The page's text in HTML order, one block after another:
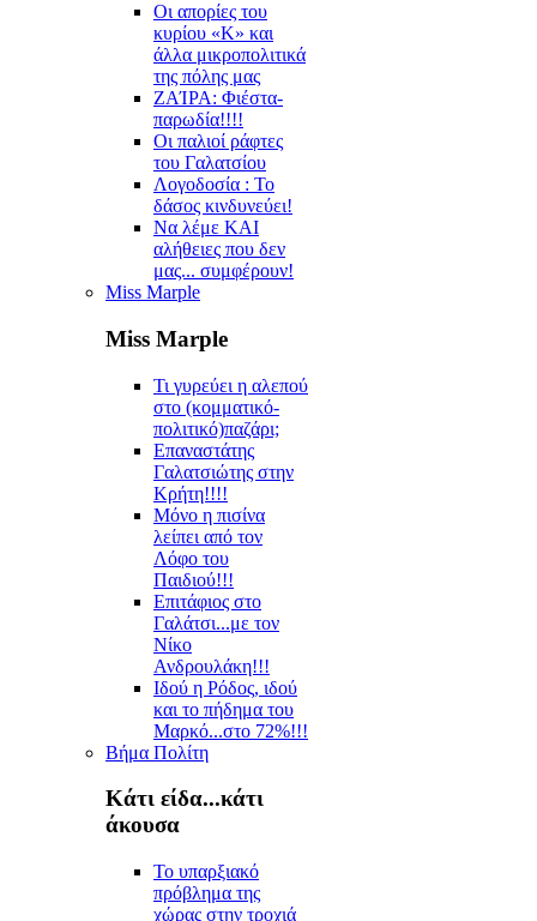
Οι απορίες του
κυρίου «Κ» και
άλλα μικροπολιτικά
της πόλης μας
ZAΊΡΑ: Φιέστα-
παρωδία!!!!
Οι παλιοί ράφτες
του Γαλατσίου
Λογοδοσία : Το
δάσος κινδυνεύει!
Να λέμε ΚΑΙ
αλήθειες που δεν
μας... συμφέρουν!
Miss Marple
Miss Marple
Τι γυρεύει η αλεπού
στο (κομματικό-
πολιτικό)παζάρι;
Επαναστάτης
Γαλατσιώτης στην
Κρήτη!!!!
Μόνο η πισίνα
λείπει από τον
Λόφο του
Παιδιού!!!
Επιτάφιος στο
Γαλάτσι...με τον
Νίκο
Ανδρουλάκη!!!
Ιδού η Ρόδος, ιδού
και το πήδημα του
Μαρκό...στο 72%!!!
Βήμα Πολίτη
Κάτι είδα...κάτι
άκουσα
Το υπαρξιακό
πρόβλημα της
χώρας στην τροχιά